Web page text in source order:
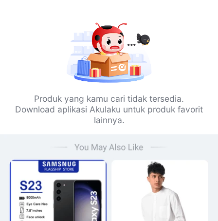
Produk yang kamu cari tidak tersedia.
Download aplikasi Akulaku untuk produk favorit
lainnya.